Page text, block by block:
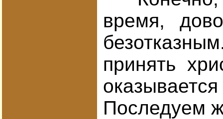
время,
принять
Последуем